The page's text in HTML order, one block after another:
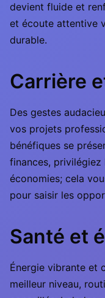
devient fluide et
et écoute attentive
durable.
Carrière
Des gestes
vos projets
bénéfiques se
finances,
économies; cela
pour saisir les
Santé et
Énergie vibrante et
meilleur niveau,